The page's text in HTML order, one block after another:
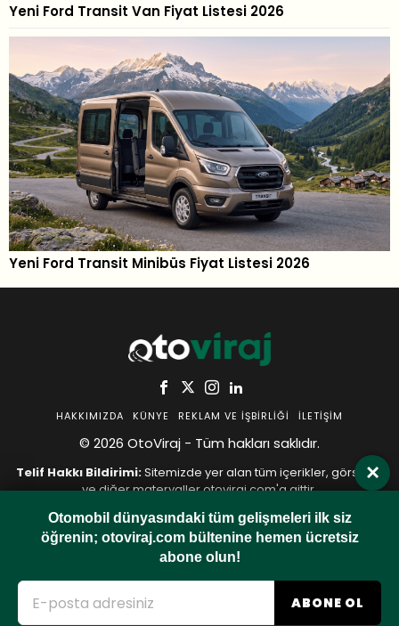
Yeni Ford Transit Van Fiyat Listesi 2026
Yeni Ford Transit Minibüs Fiyat Listesi 2026
HAKKIMIZDA KÜNYE REKLAM VE İŞBIRLIĞI İLETIŞIM
© 2026 OtoViraj - Tüm hakları saklıdır.
Telif Hakkı Bildirimi:Sitemizde yer alan tüm içerikler, görseller
ve diğer materyaller otoviraj.com'a aittir.
yeniden yayınlanamaz veya başka bir yerde kullanılamaz.
Herhangi bir içerik kullanımında bizimle iletişime geçmeniz
gerekmektedir.
Gizlilik Politikası
×
Otomobil dünyasındaki tüm gelişmeleri ilk siz
öğrenin; otoviraj.com bültenine hemen ücretsiz
abone olun!